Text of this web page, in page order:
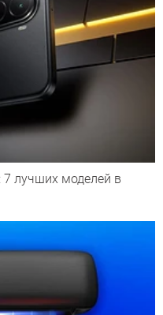
лучших моделей в